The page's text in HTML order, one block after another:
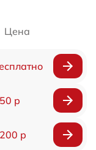
Цена
р
р